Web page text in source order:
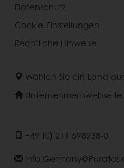
Datenschutz
Cookie-Einstellungen
Rechtliche Hinweise
Wählen Sie ein Land
Unternehmenswebseite
+49 (0) 211 598938-0